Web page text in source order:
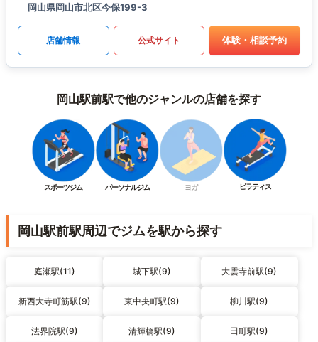
岡山県岡山市北区今保199-3
店舗情報 公式サイト 体験・相談予約
岡山駅前駅で他のジャンルの店舗を探す
スポーツジム パーソナルジム ヨガ ピラティス
岡山駅前駅周辺でジムを駅から探す
庭瀬駅(11) 城下駅(9) 大雲寺前駅(9)
新西大寺町筋駅(9) 東中央町駅(9) 柳川駅(9)
法界院駅(9) 清輝橋駅(9) 田町駅(9)